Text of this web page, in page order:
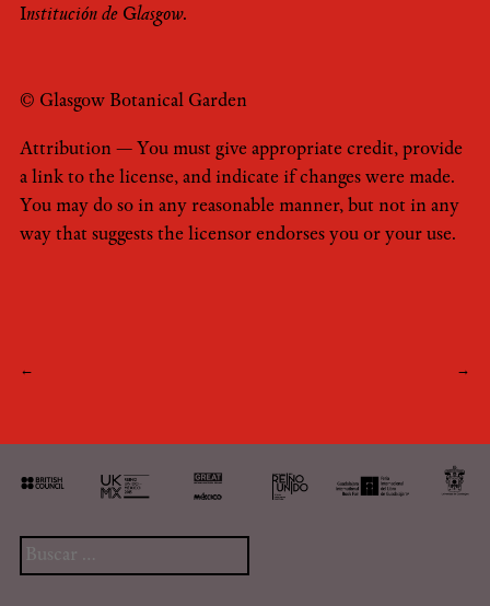
Institución de Glasgow.
© Glasgow Botanical Garden
Attribution — You must give appropriate credit, provide
a link to the license, and indicate if changes were made.
You may do so in any reasonable manner, but not in any
way that suggests the licensor endorses you or your use.
Navegación
← →
Buscar: